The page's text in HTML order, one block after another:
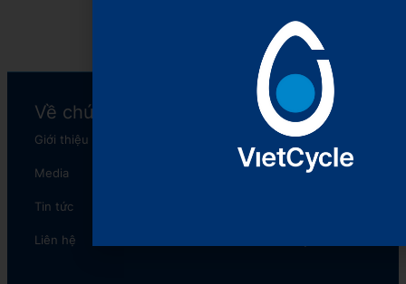
Về chúng tôi
Giới thiệu
Media
Tin tức
Liên hệ
Chương trình
The Plastic Reborn